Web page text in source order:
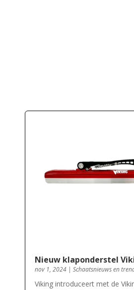
Nieuw klaponderstel
nov 1, 2024| Schaatsnieuws en
Viking introduceert met de